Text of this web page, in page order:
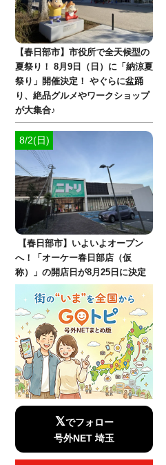
【春日部市】市役所で全天候型の
夏祭り！ 8月9日（日）に「納涼夏
祭り」開催決定！ やぐらに盆踊
り、絶品グルメやワークショップ
が大集合♪
8/2(日)
【春日部市】いよいよオープン
へ！「オーケー春日部店（仮
称）」の開店日が8月25日に決定
𝕏でフォロー
号外NET 埼玉